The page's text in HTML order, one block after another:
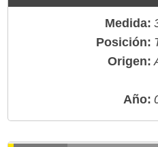
Medida:
Posición:
Origen:
Año: